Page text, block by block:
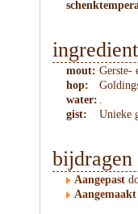
mout: Gerste-
hop:
water: .
gist:
Unieke
bijdragen
Aangepast
Aangemaakt